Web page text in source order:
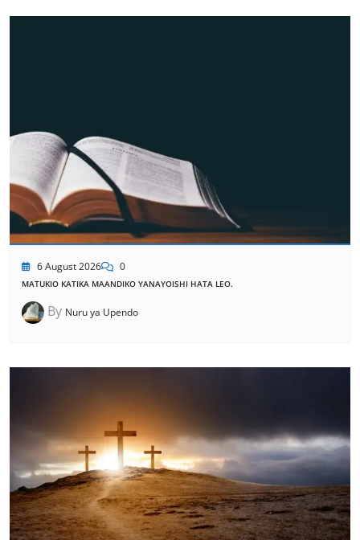
6 August 2026 0
MATUKIO KATIKA MAANDIKO YANAYOISHI HATA LEO.
By Nuru ya Upendo